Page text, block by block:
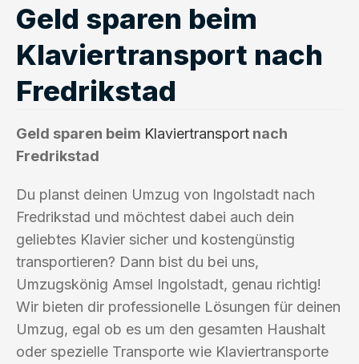
Geld sparen beim
Klaviertransport nach
Fredrikstad
Geld sparen beim Klaviertransport nach
Fredrikstad
Du planst deinen Umzug von Ingolstadt nach
Fredrikstad und möchtest dabei auch dein
geliebtes Klavier sicher und kostengünstig
transportieren? Dann bist du bei uns,
Umzugskönig Amsel Ingolstadt, genau richtig!
Wir bieten dir professionelle Lösungen für deinen
Umzug, egal ob es um den gesamten Haushalt
oder spezielle Transporte wie Klaviertransporte